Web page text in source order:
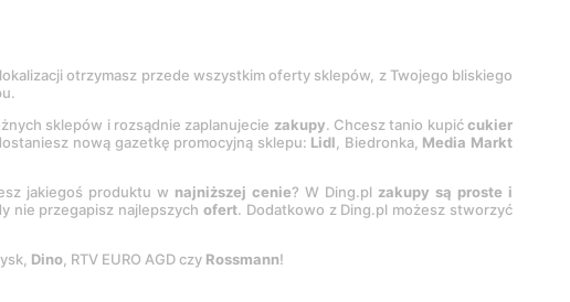
otrzymasz przede wszystkim oferty sklepów, z Twojego bliskiego
sklepów i rozsądnie zaplanujecie zakupy. Chcesz tanio kupićcukier
nową gazetkę promocyjną sklepu: Lidl, Biedronka, Media Markt
jakiegoś produktu w najniższej cenie? W Ding.pl zakupy są proste i
nie przegapisz najlepszychofert. Dodatkowo z Ding.pl możesz stworzyć
Dino, RTV EURO AGD czy Rossmann!